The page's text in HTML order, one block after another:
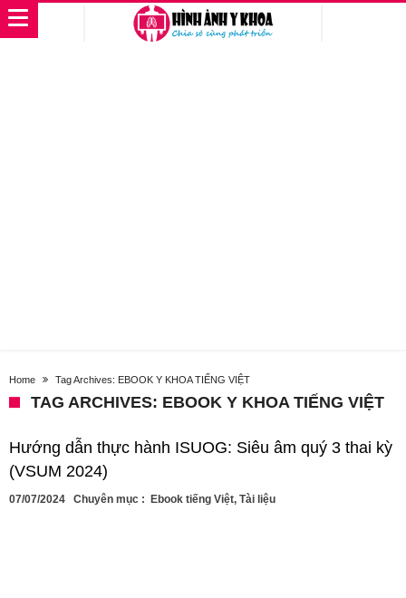
Home Tag Archives: EBOOK Y KHOA TIẾNG VIỆT
TAG ARCHIVES: EBOOK Y KHOA TIẾNG VIỆT
Hướng dẫn thực hành ISUOG: Siêu âm quý 3 thai kỳ
(VSUM 2024)
07/07/2024 Chuyên mục : Ebook tiếng Việt, Tài liệu